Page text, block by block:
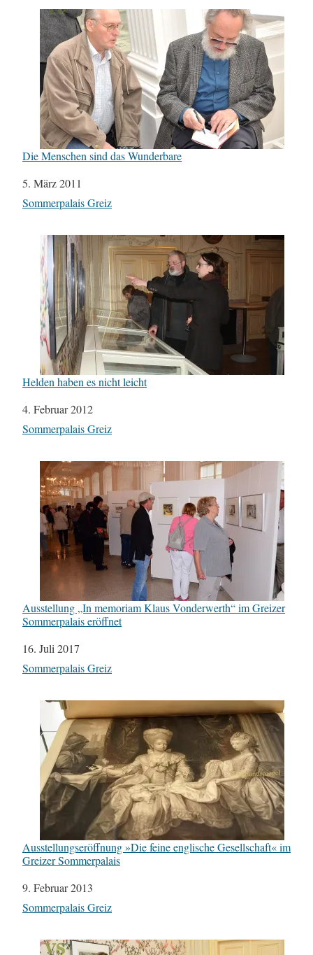
Die Menschen sind das Wunderbare
Datum
5. März 2011
In Bezug auf
Sommerpalais Greiz
Helden haben es nicht leicht
Datum
4. Februar 2012
In Bezug auf
Sommerpalais Greiz
Ausstellung „In memoriam Klaus Vonderwerth“ im Greizer
Sommerpalais eröffnet
Datum
16. Juli 2017
In Bezug auf
Sommerpalais Greiz
Ausstellungseröffnung »Die feine englische Gesellschaft« im
Greizer Sommerpalais
Datum
9. Februar 2013
In Bezug auf
Sommerpalais Greiz